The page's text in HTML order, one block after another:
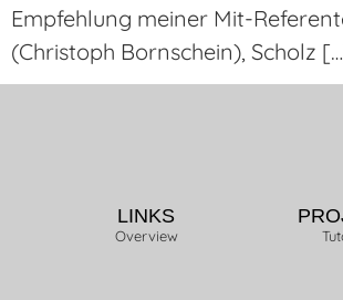
Empfehlung meiner Mit-
(Christoph Bornschein), Scholz
LINKS
Overview